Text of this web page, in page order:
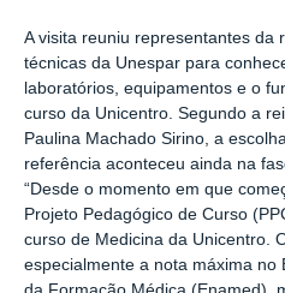
A visita reuniu representantes da
técnicas da Unespar para
laboratórios, equipamentos e o
curso da Unicentro. Segundo a
Paulina Machado Sirino, a
referência aconteceu ainda na
“Desde o momento em que
Projeto Pedagógico de Curso
curso de Medicina da Unicentro.
especialmente a nota máxima no